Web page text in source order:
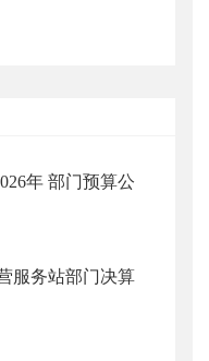
年 部门预算公
服务站部门决算